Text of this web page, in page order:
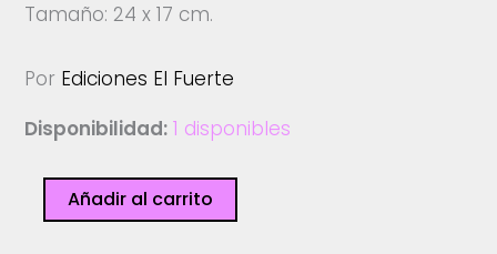
Tamaño: 24 x 17 cm.
Por Ediciones El Fuerte
Disponibilidad: 1 disponibles
Añadir al carrito